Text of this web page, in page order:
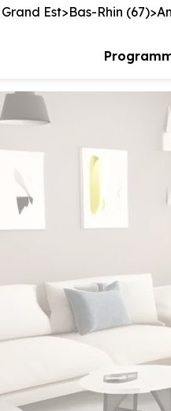
Est Bas-Rhin (67)
programme
Nous